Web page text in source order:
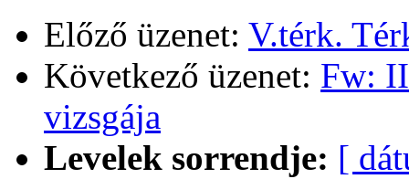
Előző üzenet: V.térk.
Következő üzenet: Fw:
vizsgája
Levelek sorrendje: [